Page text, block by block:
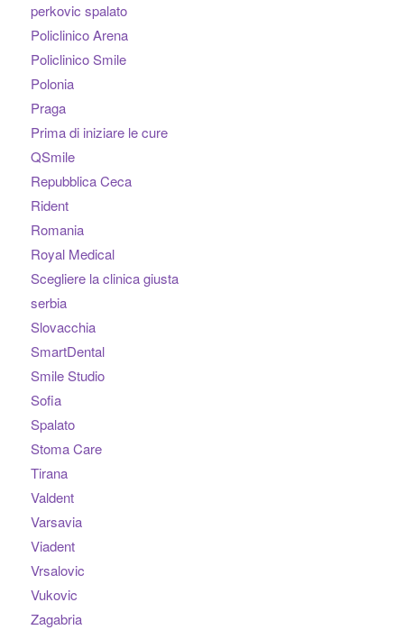
perkovic spalato
Policlinico Arena
Policlinico Smile
Polonia
Praga
Prima di iniziare le cure
QSmile
Repubblica Ceca
Rident
Romania
Royal Medical
Scegliere la clinica giusta
serbia
Slovacchia
SmartDental
Smile Studio
Sofia
Spalato
Stoma Care
Tirana
Valdent
Varsavia
Viadent
Vrsalovic
Vukovic
Zagabria